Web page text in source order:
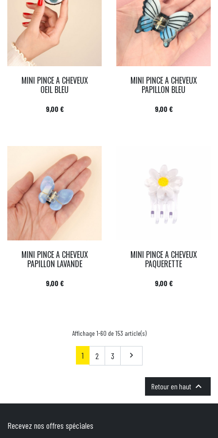
MINI PINCE A CHEVEUX
OEIL BLEU
Prix
9,00 €
MINI PINCE A CHEVEUX
PAPILLON BLEU
Prix
9,00 €
MINI PINCE A CHEVEUX
PAPILLON LAVANDE
Prix
9,00 €
MINI PINCE A CHEVEUX
PAQUERETTE
Prix
9,00 €
Affichage 1-60 de 153 article(s)
1 2 3 Suivant

Retour en haut 
Recevez nos offres spéciales